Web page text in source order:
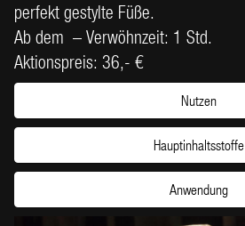
perfekt gestylte Füße.
Ab dem – Verwöhnzeit: 1 Std.
Aktionspreis: 36,- €
Nutzen
Hauptinhaltsstoffe
Anwendung